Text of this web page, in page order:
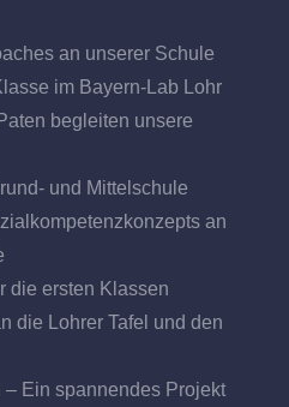
an unserer Schule
im Bayern-Lab Lohr
begleiten unsere
und Mittelschule
an
die ersten Klassen
die Lohrer Tafel und den
Ein spannendes Projekt